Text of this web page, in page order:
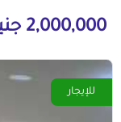
2,000,000 جنيه
للإيجار